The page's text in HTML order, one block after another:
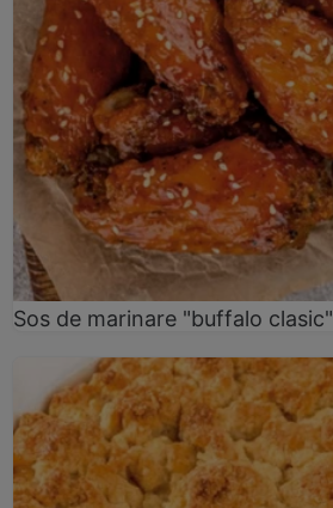
Sos de marinare "buffalo clasic"